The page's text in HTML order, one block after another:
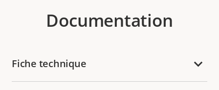
Documentation
Fiche technique